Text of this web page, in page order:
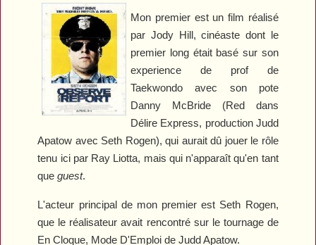
Mon premier est un film réalisé
par Jody Hill, cinéaste dont le
premier long était basé sur son
experience de prof de
Taekwondo avec son pote
Danny McBride (Red dans
Délire Express, production Judd
Apatow avec Seth Rogen), qui aurait dû jouer le rôle
tenu ici par Ray Liotta, mais qui n'apparaît qu'en tant
queguest.
L'acteur principal de mon premier est Seth Rogen,
que le réalisateur avait rencontré sur le tournage de
En Cloque, Mode D'Emploi de Judd Apatow.